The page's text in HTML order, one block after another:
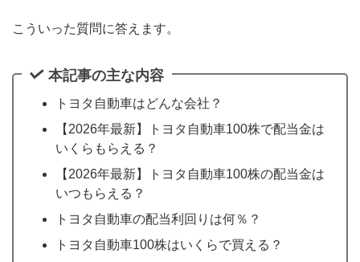
こういった質問に答えます。
本記事の主な内容
トヨタ自動車はどんな会社？
【2026年最新】トヨタ自動車100株で配当金は
いくらもらえる？
【2026年最新】トヨタ自動車100株の配当金は
いつもらえる？
トヨタ自動車の配当利回りは何％？
トヨタ自動車100株はいくらで買える？